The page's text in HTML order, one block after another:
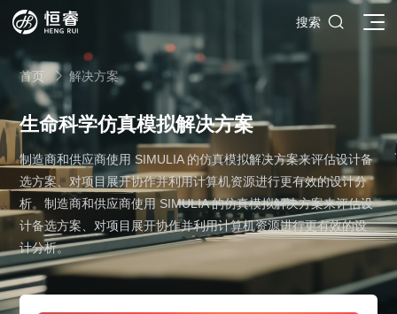
SOLIDWORKS研发设计
SOLIDWORKS 3D CAD
SOLIDWORKS 2D CAD
SOLIDWORKS 3D电气设计
多学科仿真
了解SIMULIA多学科仿真应用
CST电磁仿真
3DEXPERIENCE云平台
什么是3DEXPERIENCE平台？
推荐项目
面向工业
船舶与海洋工程解决方案
汽车行业数字化解决方案
面向公司与个人
公司类型
面向学术界
产品的技术
搜索 
首页  解决方案
生命科学仿真模拟解决方案
制造商和供应商使用 SIMULIA 的仿真模拟解决方案来评估设计备
选方案、对项目展开协作并利用计算机资源进行更有效的设计分
析。制造商和供应商使用 SIMULIA 的仿真模拟解决方案来评估设
计备选方案、对项目展开协作并利用计算机资源进行更有效的设
计分析。